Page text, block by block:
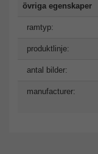
övriga egenskaper
ramtyp:
produktlinje:
antal bilder:
manufacturer: